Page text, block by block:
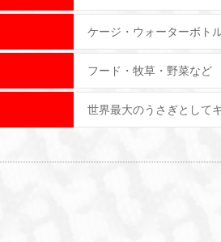
ケージ・ウォーターボト
フード・牧草・野菜など
世界最大のうさぎとして